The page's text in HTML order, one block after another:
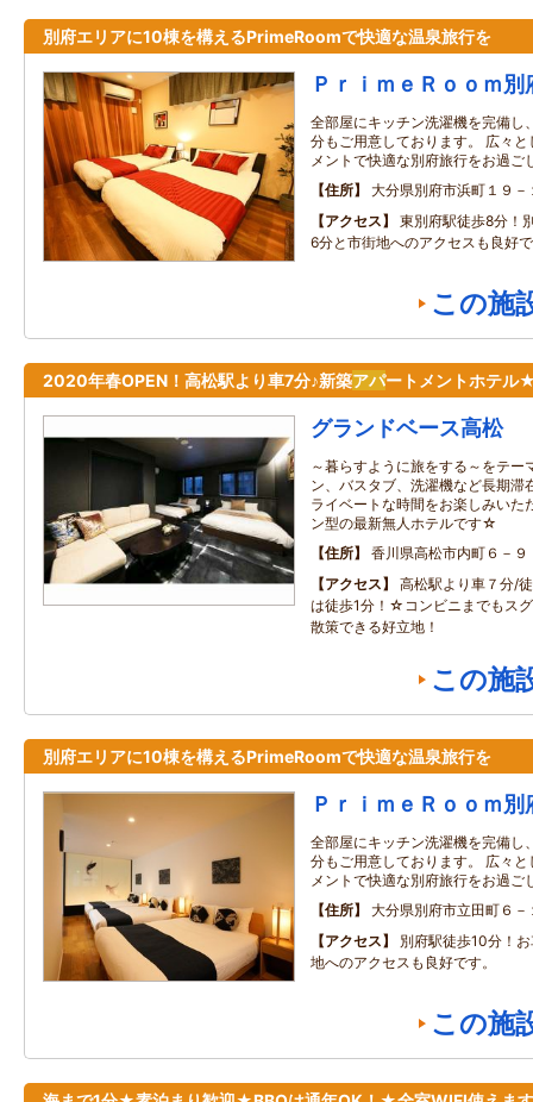
別府エリアに10棟を構えるPrimeRoomで快適な温泉旅行を
ＰｒｉｍｅＲｏｏｍ
全部屋にキッチン洗濯機を完備し
分もご用意しております。 広々
メントで快適な別府旅行をお過ご
住所
大分県別府市浜町１９－
アクセス
東別府駅徒歩8分！
6分と市街地へのアクセスも良好
この施
2020年春OPEN！高松駅より車7分♪新築アパートメントホテル
グランドベース高松
～暮らすように旅をする～をテー
ン、バスタブ、洗濯機など長期滞
ライベートな時間をお楽しみいた
ン型の最新無人ホテルです☆
住所
香川県高松市内町６－９
アクセス
高松駅より車７分/
は徒歩1分！☆コンビニまでもス
散策できる好立地！
この施
別府エリアに10棟を構えるPrimeRoomで快適な温泉旅行を
ＰｒｉｍｅＲｏｏｍ
全部屋にキッチン洗濯機を完備し
分もご用意しております。 広々
メントで快適な別府旅行をお過ご
住所
大分県別府市立田町６－
アクセス
別府駅徒歩10分！
地へのアクセスも良好です。
この施